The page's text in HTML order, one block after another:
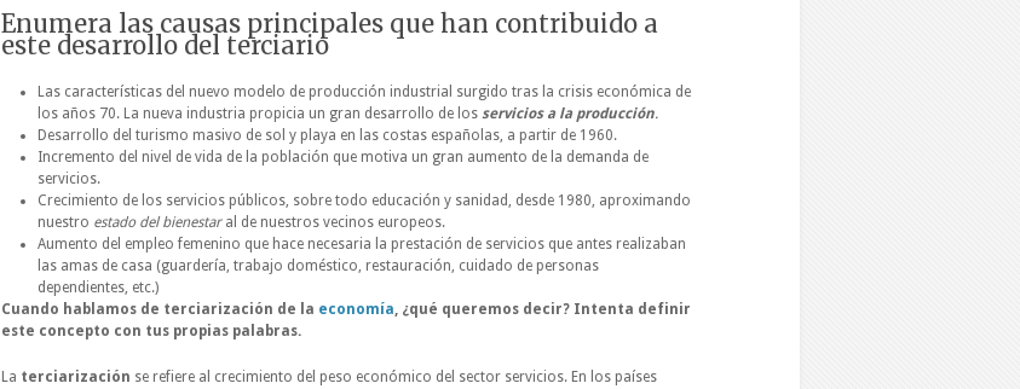
Enumera las causas principales que han contribuido a
este desarrollo del terciario
Las características del nuevo modelo de producción industrial surgido tras la crisis económica de
los años 70. La nueva industria propicia un gran desarrollo de los servicios a la producción.
Desarrollo del turismo masivo de sol y playa en las costas españolas, a partir de 1960.
Incremento del nivel de vida de la población que motiva un gran aumento de la demanda de
servicios.
Crecimiento de los servicios públicos, sobre todo educación y sanidad, desde 1980, aproximando
nuestro estado del bienestaral de nuestros vecinos europeos.
Aumento del empleo femenino que hace necesaria la prestación de servicios que antes realizaban
las amas de casa (guardería, trabajo doméstico, restauración, cuidado de personas
dependientes, etc.)
Cuando hablamos de terciarización de la economía, ¿qué queremos decir? Intenta definir
este concepto con tus propias palabras.
La terciarización se refiere al crecimiento del peso económico del sector servicios. En los países